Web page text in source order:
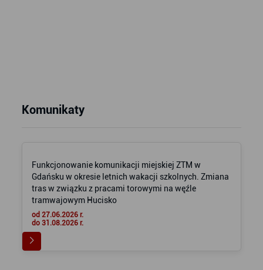
Komunikaty
Funkcjonowanie komunikacji miejskiej ZTM w
Gdańsku w okresie letnich wakacji szkolnych. Zmiana
tras w związku z pracami torowymi na węźle
tramwajowym Hucisko
od 27.06.2026 r.
do 31.08.2026 r.